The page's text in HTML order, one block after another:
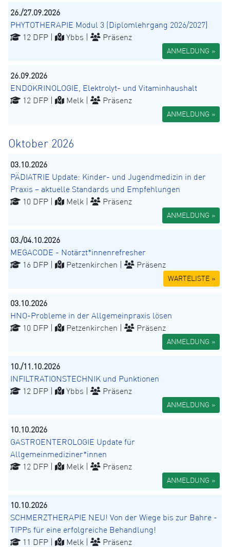
26./27.09.2026
PHYTOTHERAPIE Modul 3 (Diplomlehrgang 2026/2027)
12 DFP |
Ybbs | Präsenz
ANMELDUNG »
26.09.2026
ENDOKRINOLOGIE, Elektrolyt- und Vitaminhaushalt
12 DFP |
Melk | Präsenz
ANMELDUNG »
Oktober 2026
03.10.2026
PÄDIATRIE Update: Kinder- und Jugendmedizin in der
Praxis – aktuelle Standards und Empfehlungen
10 DFP |
Melk | Präsenz
ANMELDUNG »
03./04.10.2026
MEGACODE - Notärzt*innenrefresher
16 DFP |
Petzenkirchen | Präsenz
WARTELISTE »
03.10.2026
HNO-Probleme in der Allgemeinpraxis lösen
10 DFP |
Petzenkirchen | Präsenz
ANMELDUNG »
10./11.10.2026
INFILTRATIONSTECHNIK und Punktionen
12 DFP |
Ybbs | Präsenz
ANMELDUNG »
10.10.2026
GASTROENTEROLOGIE Update für
Allgemeinmediziner*innen
12 DFP |
Melk | Präsenz
ANMELDUNG »
10.10.2026
SCHMERZTHERAPIE NEU! Von der Wiege bis zur Bahre -
TIPPs für eine erfolgreiche Behandlung!
11 DFP |
Melk | Präsenz